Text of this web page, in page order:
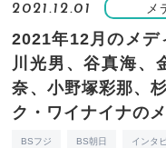
2021.12.01 メ
2021年12月のメデ
川光男、谷真海、
奈、小野塚彩那、
ク・ワイナイナの
BSフジ BS朝日 インタ